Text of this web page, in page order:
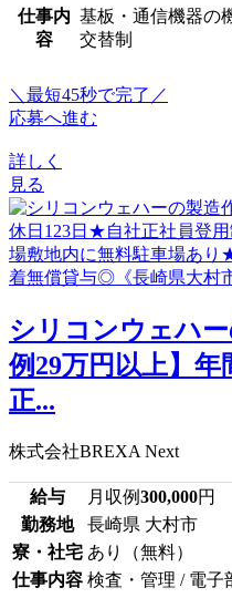
仕事内
容
基板・通信機器の
交替制
＼最短45秒で完了／
応募へ進む
詳しく
見る
シリコンウェハ
例29万円以上】
正...
株式会社BREXA Next
給与 月収例300,000円
勤務地
長崎県 大村市
寮・社宅 あり（無料）
仕事内容 検査・管理 / 電子